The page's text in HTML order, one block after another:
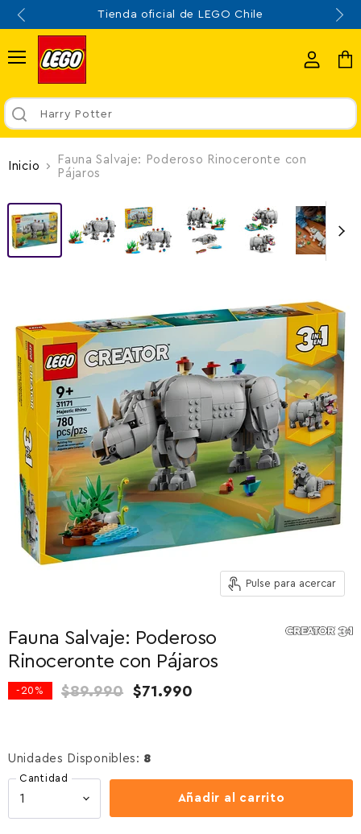
Tienda oficial de LEGO Chile
Menú
Harry Potter
Inicio
Fauna Salvaje: Poderoso Rinoceronte con
Pájaros
Pulse para acercar
Fauna Salvaje: Poderoso
Rinoceronte con Pájaros
- 20 % Precio original
$89.990 Precio actual
$71.990
Unidades Disponibles: 8
Cantidad
Añadir al carrito